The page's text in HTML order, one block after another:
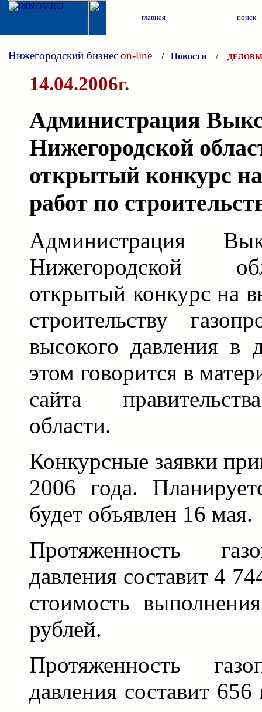
главная поиск
Нижегородский бизнесon-line / Новости /
14.04.2006г.
Администрация
Нижегородской
открытый конкурс
работ по
Администрация
Нижегородской
открытый конкурс на
строительству
высокого давления в
этом говорится в
сайта
области.
Конкурсные заявки
2006 года.
будет объявлен 16 мая.
Протяженность
давления составит 4
стоимость
рублей.
Протяженность
давления составит